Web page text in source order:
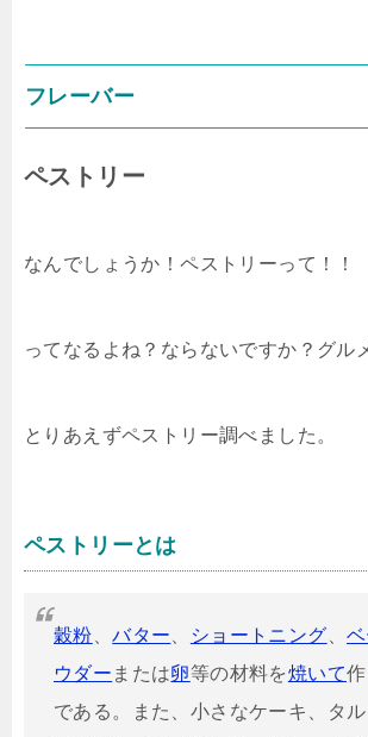
フレーバー
ペストリー
なんでしょうか！ペストリーって！！
ってなるよね？ならないですか？グル
とりあえずペストリー調べました。
ペストリーとは
穀粉 、バター ショートニング 、
ウダー または卵等の材料を焼いて
である。また、小さなケーキ、タ